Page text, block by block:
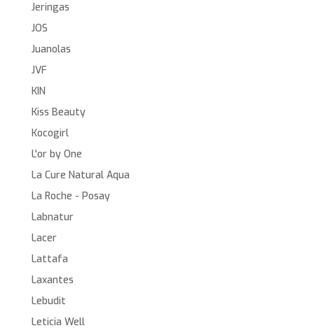
Jeringas
JOS
Juanolas
JVF
KIN
Kiss Beauty
Kocogirl
L'or by One
La Cure Natural Aqua
La Roche - Posay
Labnatur
Lacer
Lattafa
Laxantes
Lebudit
Leticia Well